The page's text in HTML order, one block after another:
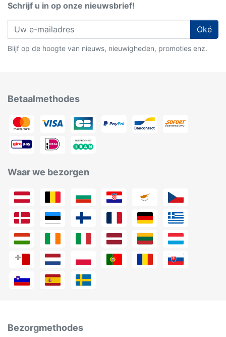
Schrijf u in op onze nieuwsbrief!
Oké
Blijf op de hoogte van nieuws, nieuwigheden, promoties enz.
Betaalmethodes
Waar we bezorgen
Bezorgmethodes